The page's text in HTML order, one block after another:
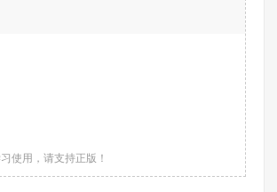
使用，请支持正版！